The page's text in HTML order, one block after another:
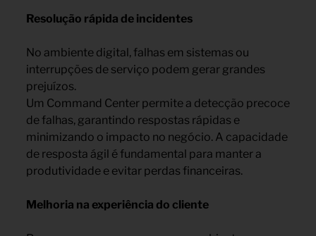
Resolução rápida de incidentes
No ambiente digital, falhas em sistemas ou
interrupções de serviço podem gerar grandes
prejuízos.
Um Command Center permite a detecção precoce
de falhas, garantindo respostas rápidas e
minimizando o impacto no negócio. A capacidade
de resposta ágil é fundamental para manter a
produtividade e evitar perdas financeiras.
Melhoria na experiência do cliente